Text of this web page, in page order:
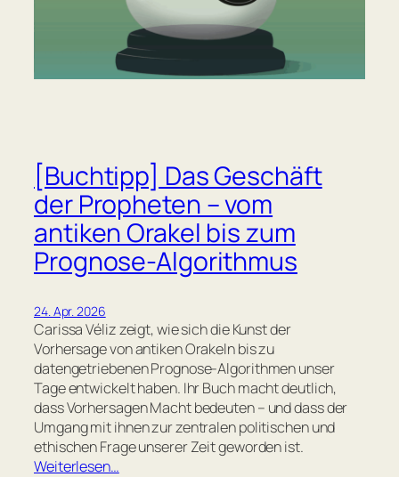
[Buchtipp] Das Geschäft
der Propheten – vom
antiken Orakel bis zum
Prognose-Algorithmus
24. Apr. 2026
Carissa Véliz zeigt, wie sich die Kunst der
Vorhersage von antiken Orakeln bis zu
datengetriebenen Prognose-Algorithmen unser
Tage entwickelt haben. Ihr Buch macht deutlich,
dass Vorhersagen Macht bedeuten – und dass der
Umgang mit ihnen zur zentralen politischen und
ethischen Frage unserer Zeit geworden ist.
Weiterlesen…